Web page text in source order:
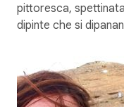
pittoresca,
dipinte che si